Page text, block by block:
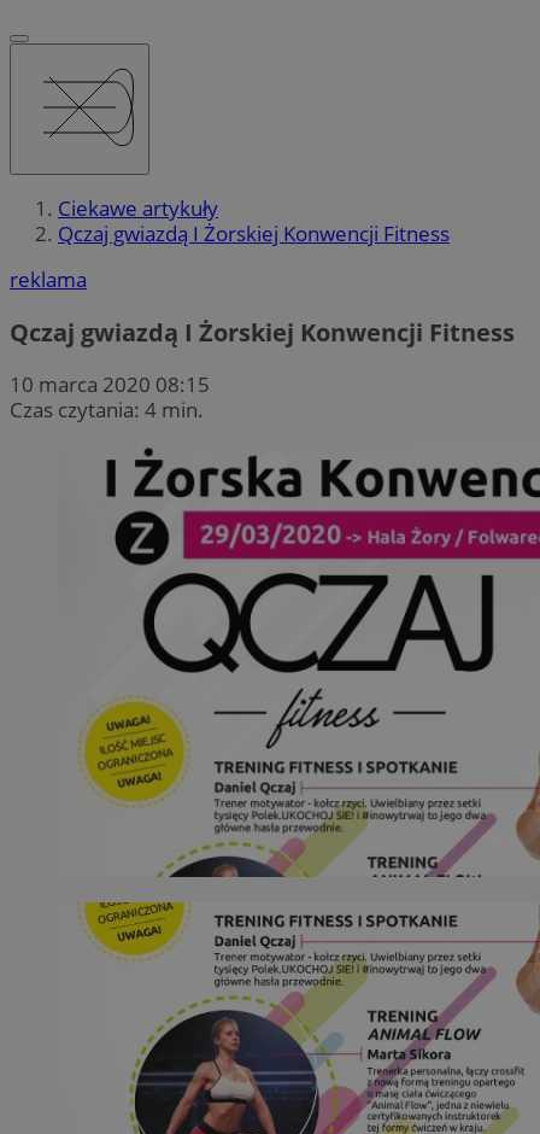
Ciekawe artykuły
Qczaj gwiazdą I Żorskiej Konwencji Fitness
reklama
Qczaj gwiazdą I Żorskiej Konwencji Fitness
10 marca 2020 08:15
Czas czytania: 4 min.